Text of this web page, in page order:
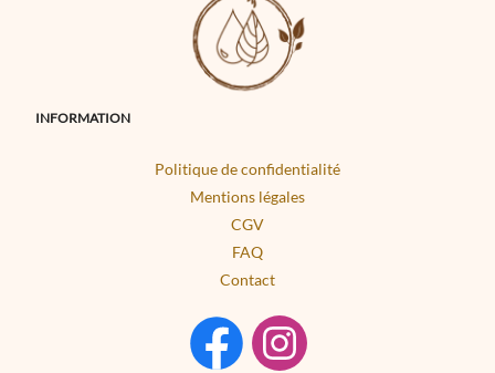
INFORMATION
Politique de confidentialité
Mentions légales
CGV
FAQ
Contact